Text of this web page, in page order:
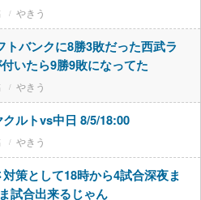
やきう
トバンクに8勝3敗だった西武ラ
いたら9勝9敗になってた
やきう
クルトvs中日 8/5/18:00
やきう
策として18時から4試合深夜ま
試合出来るじゃん